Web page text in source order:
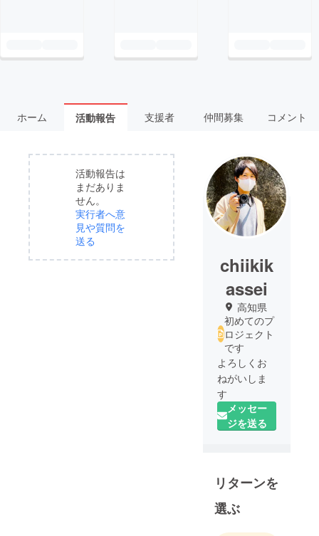
ホーム 活動報告 支援者 仲間募集 コメント
活動報告は
まだありま
せん。
実行者へ意
見や質問を
送る
chiikik
assei
高知県
初めてのプ
ロジェクト
です
よろしくお
ねがいしま
す
メッセー
ジを送る
リターンを
選ぶ